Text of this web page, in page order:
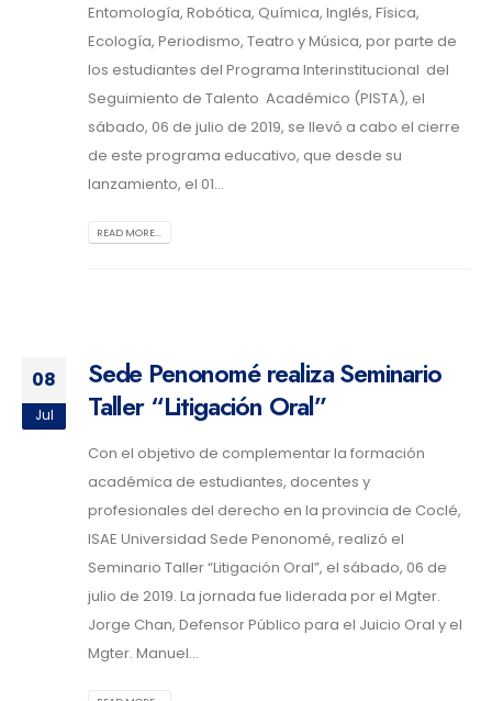
Entomología, Robótica, Química, Inglés, Física,
Ecología, Periodismo, Teatro y Música, por parte de
los estudiantes del Programa Interinstitucional del
Seguimiento de Talento Académico (PISTA), el
sábado, 06 de julio de 2019, se llevó a cabo el cierre
de este programa educativo, que desde su
lanzamiento, el 01...
READ MORE...
08
Jul
Sede Penonomé realiza Seminario
Taller “Litigación Oral”
Con el objetivo de complementar la formación
académica de estudiantes, docentes y
profesionales del derecho en la provincia de Coclé,
ISAE Universidad Sede Penonomé, realizó el
Seminario Taller “Litigación Oral”, el sábado, 06 de
julio de 2019. La jornada fue liderada por el Mgter.
Jorge Chan, Defensor Público para el Juicio Oral y el
Mgter. Manuel...